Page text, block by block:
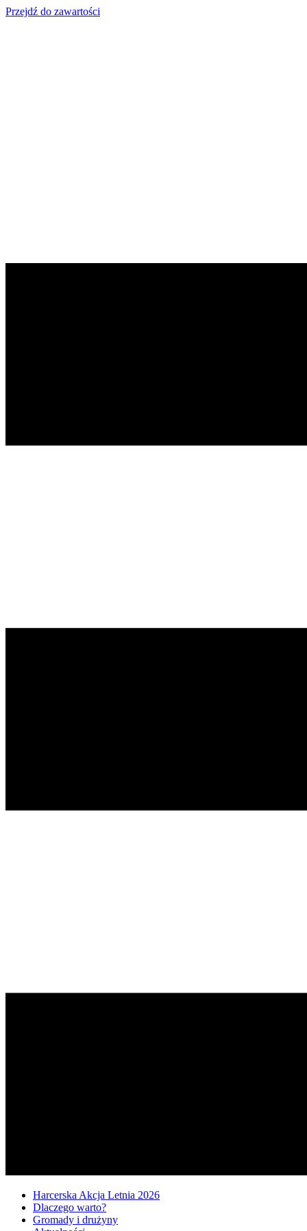
Przejdź do zawartości
Harcerska Akcja Letnia 2026
Dlaczego warto?
Gromady i drużyny